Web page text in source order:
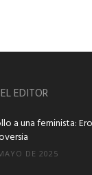
EDITOR
a una feminista:
DE 2025